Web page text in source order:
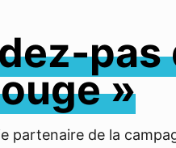
pas
»
partenaire de la